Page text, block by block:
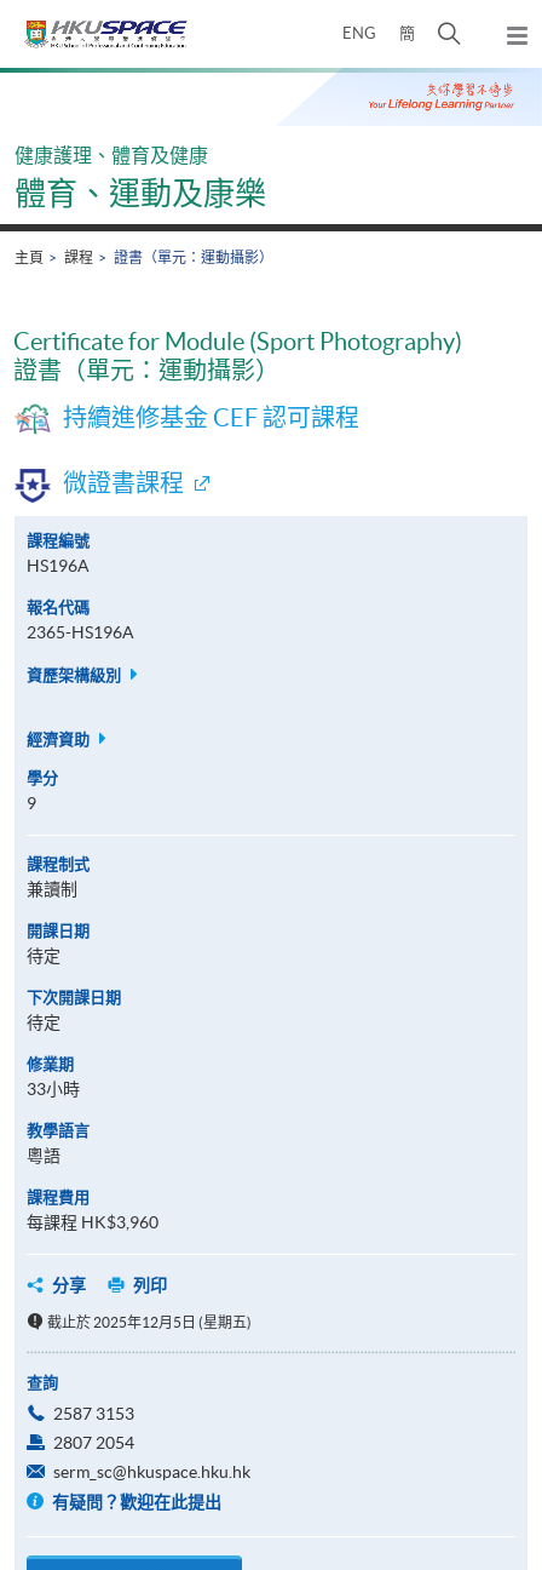
ENG 簡
開
搜
尋
彈
出
主
Main
健康護理、體育及健康
體育、運動及康樂
主頁 課程 證書（單元：運動攝影）
Certificate for Module (Sport Photography)
證書（單元：運動攝影）
持續進修基金 CEF 認可課程
微證書課程
課程編號
HS196A
報名代碼
2365-HS196A
資歷架構級別
經濟資助
學分
9
課程制式
兼讀制
開課日期
待定
下次開課日期
待定
修業期
33小時
教學語言
粵語
課程費用
每課程 HK$3,960
分享 列印
截止於 2025年12月5日 (星期五)
查詢
2587 3153
2807 2054
serm_sc@hkuspace.hku.hk
有疑問？歡迎在此提出